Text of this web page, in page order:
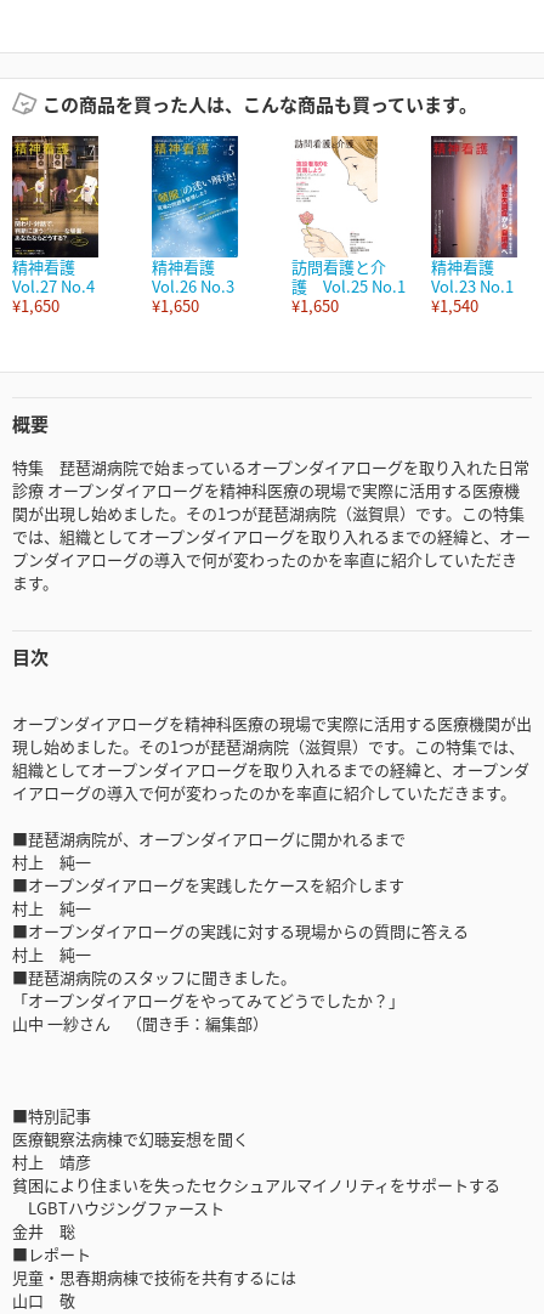
この商品を買った人は、こんな商品も買っています。
精神看護
Vol.27 No.4
¥1,650
精神看護
Vol.26 No.3
¥1,650
訪問看護と介
護 Vol.25 No.1
¥1,650
精神看護
Vol.23 No.1
¥1,540
概要
特集 琵琶湖病院で始まっているオープンダイアローグを取り入れた日常
診療 オープンダイアローグを精神科医療の現場で実際に活用する医療機
関が出現し始めました。その1つが琵琶湖病院（滋賀県）です。この特集
では、組織としてオープンダイアローグを取り入れるまでの経緯と、オー
プンダイアローグの導入で何が変わったのかを率直に紹介していただき
ます。
目次
オープンダイアローグを精神科医療の現場で実際に活用する医療機関が出
現し始めました。その1つが琵琶湖病院（滋賀県）です。この特集では、
組織としてオープンダイアローグを取り入れるまでの経緯と、オープンダ
イアローグの導入で何が変わったのかを率直に紹介していただきます。
■琵琶湖病院が、オープンダイアローグに開かれるまで
村上 純一
■オープンダイアローグを実践したケースを紹介します
村上 純一
■オープンダイアローグの実践に対する現場からの質問に答える
村上 純一
■琵琶湖病院のスタッフに聞きました。
「オープンダイアローグをやってみてどうでしたか？」
山中 一紗さん （聞き手：編集部）
■特別記事
医療観察法病棟で幻聴妄想を聞く
村上 靖彦
貧困により住まいを失ったセクシュアルマイノリティをサポートする
LGBTハウジングファースト
金井 聡
■レポート
児童・思春期病棟で技術を共有するには
山口 敬